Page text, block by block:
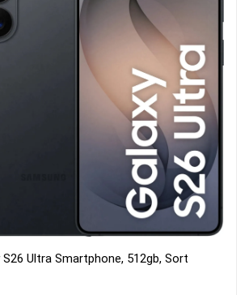
S26 Ultra Smartphone, 512gb, Sort